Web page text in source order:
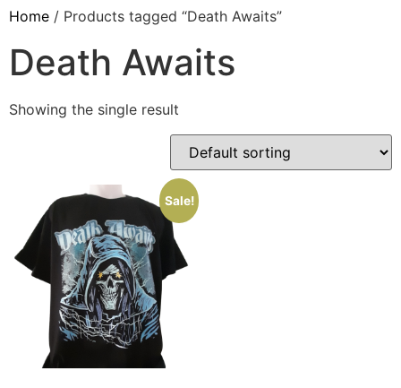
Home / Products tagged “Death Awaits”
Death Awaits
Showing the single result
Sale!